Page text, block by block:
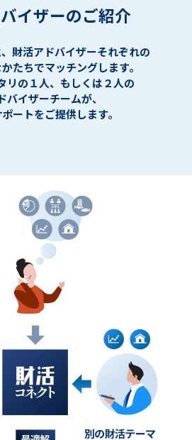
イザーのご紹介
財活アドバイザーそれぞれの
たちでマッチングします。
リの１人、もしくは２人の
バイザーチームが、
ートをご提供します。